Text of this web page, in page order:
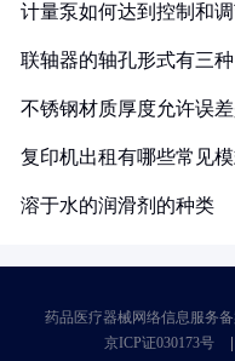
计量泵如何达到控制和
联轴器的轴孔形式有三
不锈钢材质厚度允许误
复印机出租有哪些常见
溶于水的润滑剂的种类
药品医疗器械网络信息服务
京ICP证030173号